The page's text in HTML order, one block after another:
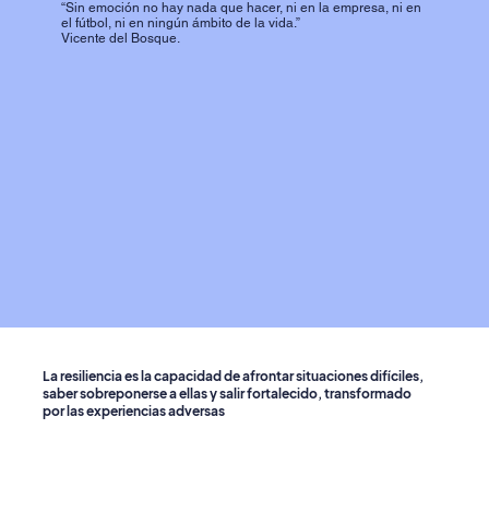
“Sin emoción no hay nada que hacer, ni en la empresa, ni en
el fútbol, ni en ningún ámbito de la vida.”
Vicente del Bosque.
La resiliencia es la capacidad de afrontar situaciones difíciles,
saber sobreponerse a ellas y salir fortalecido, transformado
por las experiencias adversas